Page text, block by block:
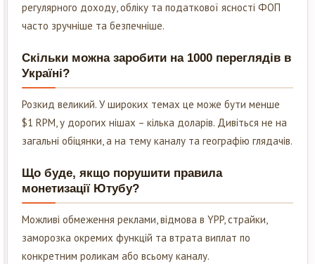
регулярного доходу, обліку та податкової ясності ФОП
часто зручніше та безпечніше.
Скільки можна заробити на 1000 переглядів в
Україні?
Розкид великий. У широких темах це може бути менше
$1 RPM, у дорогих нішах – кілька доларів. Дивіться не на
загальні обіцянки, а на тему каналу та географію глядачів.
Що буде, якщо порушити правила
монетизації Ютубу?
Можливі обмеження реклами, відмова в YPP, страйки,
заморозка окремих функцій та втрата виплат по
конкретним роликам або всьому каналу.